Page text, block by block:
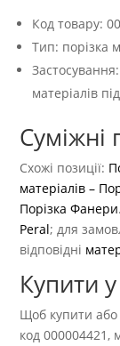
Код товару:
Тип: порізка
матеріалів
Суміжні
Схожі позиції:
матеріалів –
Порізка Фанери
Peral; для
відповідні
Купити
Щоб купити або
код 000004421,